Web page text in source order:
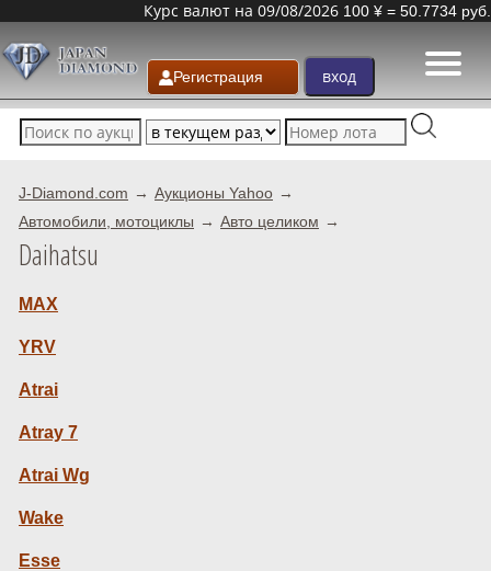
Курс валют на 09/08/2026 100 ¥ = 50.7734 руб.
Регистрация
J-Diamond.com
Аукционы Yahoo
Автомобили, мотоциклы
Авто целиком
Daihatsu
MAX
YRV
Atrai
Atray 7
Atrai Wg
Wake
Esse